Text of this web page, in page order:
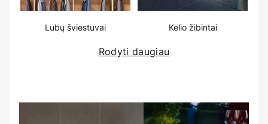
Lubų šviestuvai Kelio žibintai
Rodyti daugiau